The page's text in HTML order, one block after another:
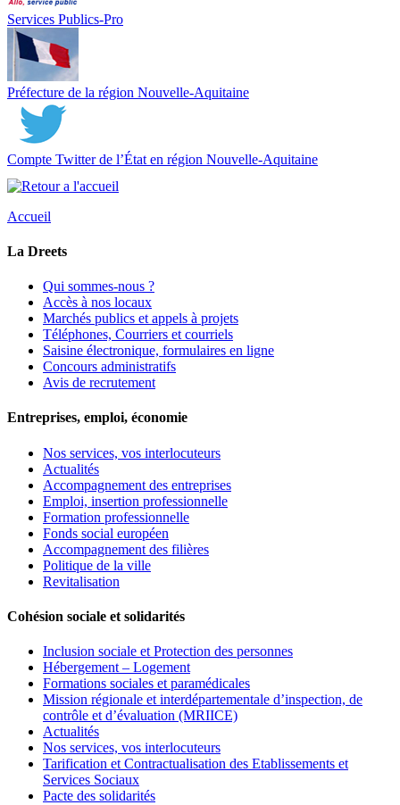
Services Publics-Pro
Préfecture de la région Nouvelle-Aquitaine
Compte Twitter de l’État en région Nouvelle-Aquitaine
Accueil
La Dreets
Qui sommes-nous ?
Accès à nos locaux
Marchés publics et appels à projets
Téléphones, Courriers et courriels
Saisine électronique, formulaires en ligne
Concours administratifs
Avis de recrutement
Entreprises, emploi, économie
Nos services, vos interlocuteurs
Actualités
Accompagnement des entreprises
Emploi, insertion professionnelle
Formation professionnelle
Fonds social européen
Accompagnement des filières
Politique de la ville
Revitalisation
Cohésion sociale et solidarités
Inclusion sociale et Protection des personnes
Hébergement – Logement
Formations sociales et paramédicales
Mission régionale et interdépartementale d’inspection, de
contrôle et d’évaluation (MRIICE)
Actualités
Nos services, vos interlocuteurs
Tarification et Contractualisation des Etablissements et
Services Sociaux
Pacte des solidarités